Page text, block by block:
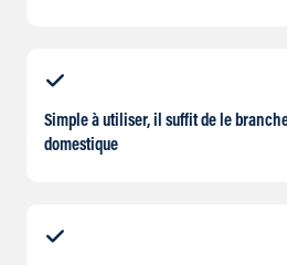
Simple à utiliser, il suffit de le
domestique